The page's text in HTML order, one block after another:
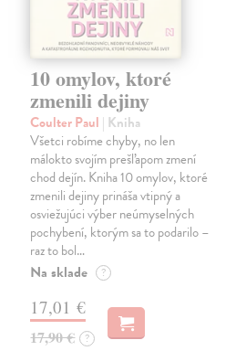
10 omylov, ktoré
zmenili dejiny
Coulter Paul | Kniha
Všetci robíme chyby, no len
málokto svojím prešľapom zmení
chod dejín. Kniha 10 omylov, ktoré
zmenili dejiny prináša vtipný a
osviežujúci výber neúmyselných
pochybení, ktorým sa to podarilo –
raz to bol…
Na sklade ?
17,01 €
17,90 € ?